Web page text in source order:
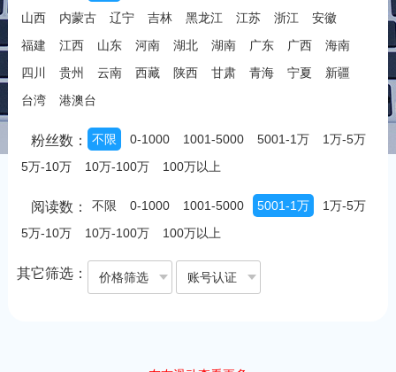
山西
内蒙古 辽宁 吉林 黑龙江 江苏 浙江
安徽
福建
江西 山东 河南 湖北 湖南 广东 广西
海南
四川
贵州 云南 西藏 陕西 甘肃 青海 宁夏
新疆
台湾
港澳台
粉丝数： 不限 0-1000 1001-5000 5001-1万
1万-5万
5万-10万
10万-100万 100万以上
阅读数： 不限 0-1000 1001-5000 5001-1万
1万-5万
5万-10万
10万-100万 100万以上
其它筛选： 价格筛选 账号认证